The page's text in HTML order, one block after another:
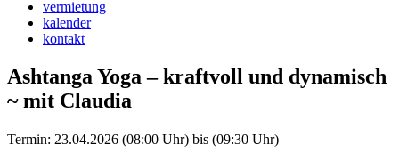
vermietung
kalender
kontakt
Ashtanga Yoga – kraftvoll und dynamisch
~ mit Claudia
Termin: 23.04.2026 (08:00 Uhr) bis (09:30 Uhr)